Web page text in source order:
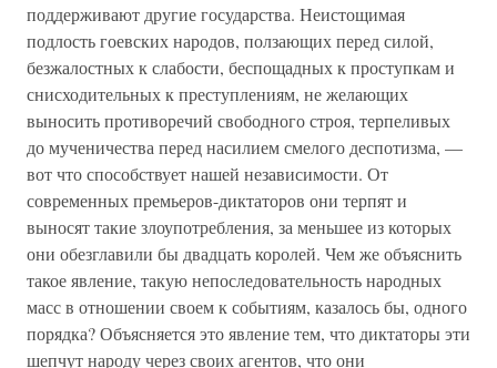
поддерживают другие государства. Неистощимая
подлость гоевских народов, ползающих перед силой,
безжалостных к слабости, беспощадных к проступкам и
снисходительных к преступлениям, не желающих
выносить противоречий свободного строя, терпеливых
до мученичества перед насилием смелого деспотизма, —
вот что способствует нашей независимости. От
современных премьеров-диктаторов они терпят и
выносят такие злоупотребления, за меньшее из которых
они обезглавили бы двадцать королей. Чем же объяснить
такое явление, такую непоследовательность народных
масс в отношении своем к событиям, казалось бы, одного
порядка? Объясняется это явление тем, что диктаторы эти
шепчут народу через своих агентов, что они